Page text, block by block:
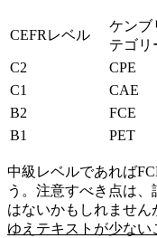
CEFRレベル
ケンブ
テゴリ
C2
CPE
C1
CAE
B2
FCE
B1
PET
中級レベルであれば
う。注意すべき点は
はないかもしれません
ゆえテキストが少ない